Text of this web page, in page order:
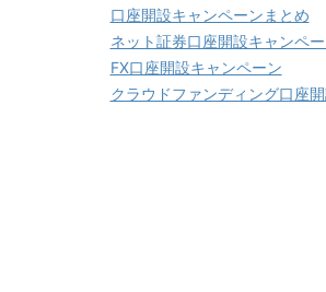
口座開設キャンペーンまとめ
ネット証券口座開設キャンペ
FX口座開設キャンペーン
クラウドファンディング口座